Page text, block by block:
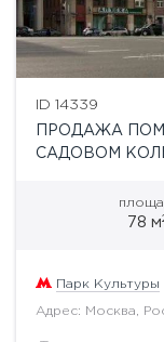
ID 14339
ПРОДАЖА
САДОВОМ
78 м
Парк Культуры
Адрес: Москва,